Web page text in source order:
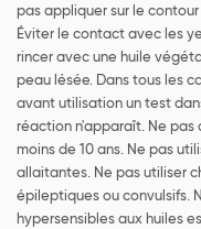
pas appliquer sur le
Éviter le contact avec les
rincer avec une huile
peau lésée. Dans tous les
avant utilisation un test
réaction n'apparaît. Ne pas
moins de 10 ans. Ne pas
allaitantes. Ne pas utiliser
épileptiques ou convulsifs.
hypersensibles aux huiles